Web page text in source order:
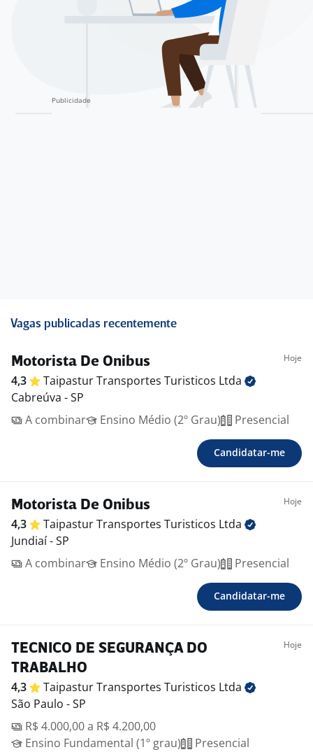
Vagas publicadas recentemente
Motorista De Onibus Hoje
4,3 Taipastur Transportes Turisticos Ltda
Cabreúva - SP
A combinar
Ensino Médio (2º Grau) Presencial
Candidatar-me
Motorista De Onibus Hoje
4,3 Taipastur Transportes Turisticos Ltda
Jundiaí - SP
A combinar
Ensino Médio (2º Grau) Presencial
Candidatar-me
TECNICO DE SEGURANÇA DO
TRABALHO
Hoje
4,3 Taipastur Transportes Turisticos Ltda
São Paulo - SP
R$ 4.000,00 a R$ 4.200,00
Ensino Fundamental (1º grau)
Presencial